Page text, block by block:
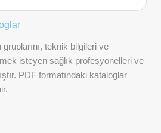
teknik bilgileri ve
isteyen sağlık profesyonelleri ve
PDF formatındaki kataloglar